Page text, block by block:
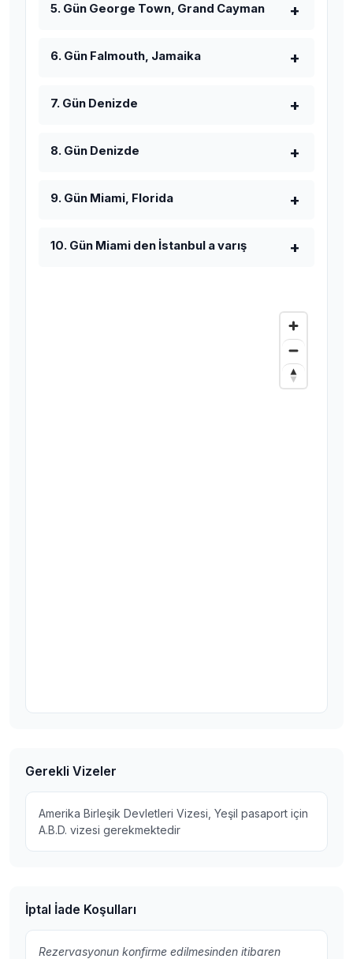
5. Gün George Town, Grand Cayman
6. Gün Falmouth, Jamaika
7. Gün Denizde
8. Gün Denizde
9. Gün Miami, Florida
10. Gün Miami den İstanbul a varış
Gerekli Vizeler
Amerika Birleşik Devletleri Vizesi, Yeşil pasaport için
A.B.D. vizesi gerekmektedir
İptal İade Koşulları
Rezervasyonun konfirme edilmesinden itibaren